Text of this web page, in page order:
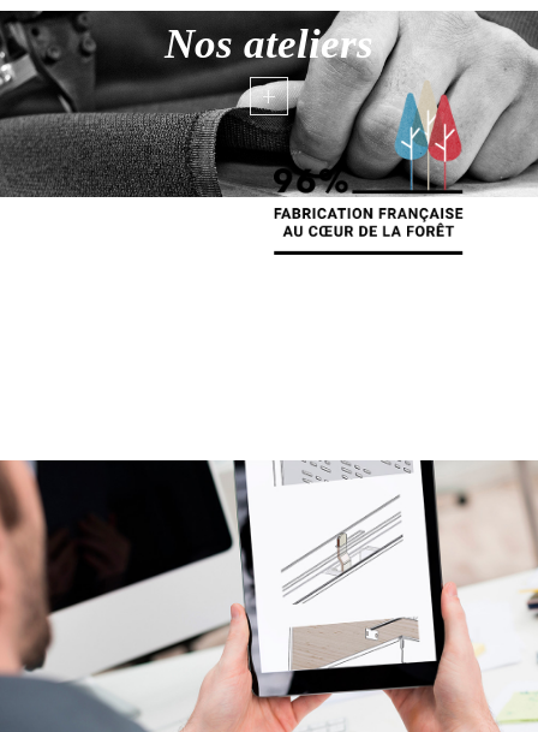
Nos ateliers
+